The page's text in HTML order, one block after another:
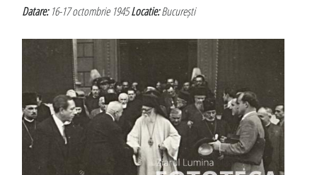
Datare:16-17 octombrie 1945Locatie:București